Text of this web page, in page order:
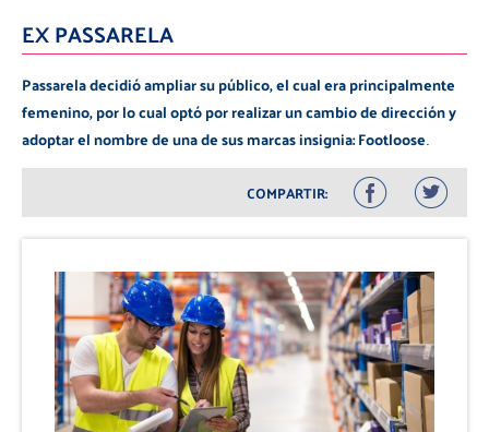
EX PASSARELA
Passarela decidió ampliar su público, el cual era principalmente
femenino, por lo cual optó por realizar un cambio de dirección y
adoptar el nombre de una de sus marcas insignia: Footloose
COMPARTIR: